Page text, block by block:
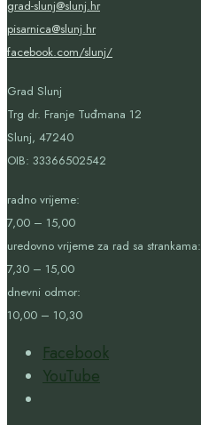
grad-slunj@slunj.hr
pisarnica@slunj.hr
facebook.com/slunj/
Grad Slunj
Trg dr. Franje Tuđmana 12
Slunj, 47240
OIB: 33366502542
radno vrijeme:
7,00 – 15,00
uredovno vrijeme za rad sa strankama:
7,30 – 15,00
dnevni odmor:
10,00 – 10,30
Facebook
YouTube